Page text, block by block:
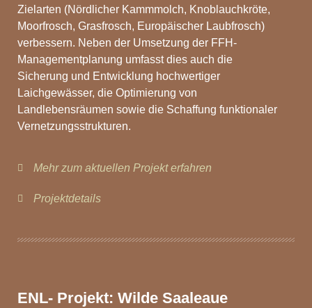
Zielarten (Nördlicher Kammmolch, Knoblauchkröte,
Moorfrosch, Grasfrosch, Europäischer Laubfrosch)
verbessern. Neben der Umsetzung der FFH-
Managementplanung umfasst dies auch die
Sicherung und Entwicklung hochwertiger
Laichgewässer, die Optimierung von
Landlebensräumen sowie die Schaffung funktionaler
Vernetzungsstrukturen.
Mehr zum aktuellen Projekt erfahren
Projektdetails
ENL- Projekt: Wilde Saaleaue